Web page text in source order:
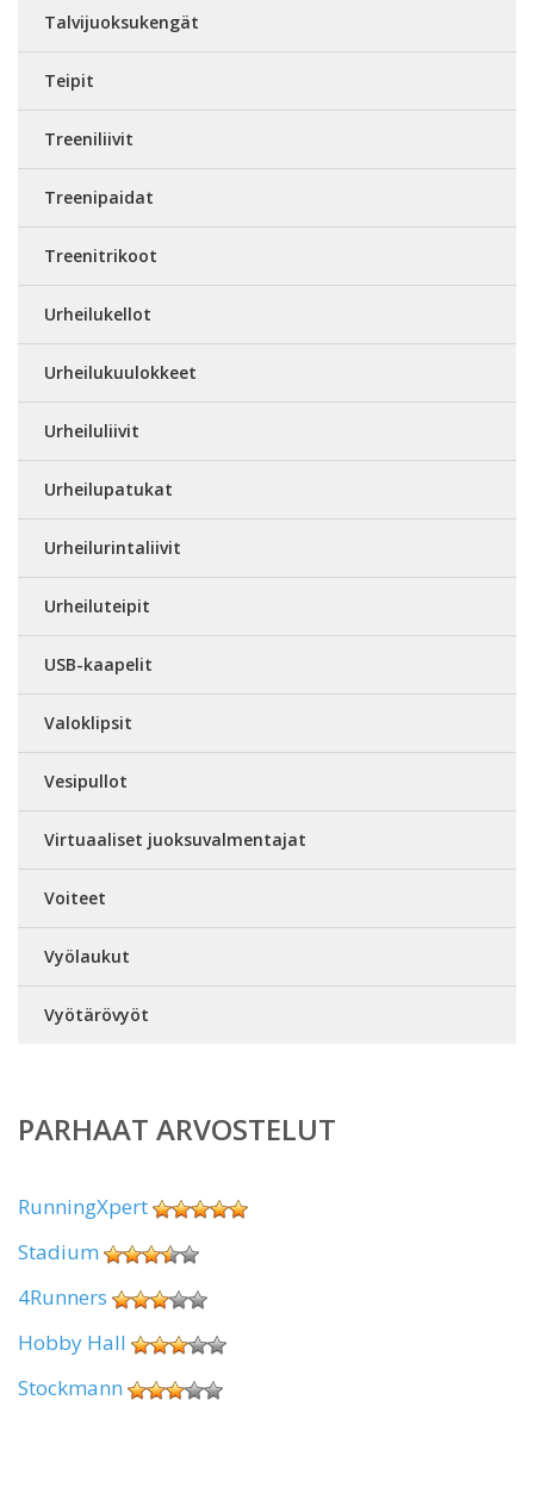
Talvijuoksukengät
Teipit
Treeniliivit
Treenipaidat
Treenitrikoot
Urheilukellot
Urheilukuulokkeet
Urheiluliivit
Urheilupatukat
Urheilurintaliivit
Urheiluteipit
USB-kaapelit
Valoklipsit
Vesipullot
Virtuaaliset juoksuvalmentajat
Voiteet
Vyölaukut
Vyötärövyöt
PARHAAT ARVOSTELUT
RunningXpert
Stadium
4Runners
Hobby Hall
Stockmann